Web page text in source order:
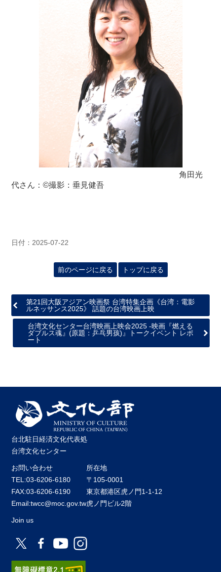
角田光
代さん：©撮影：垂見健吾
日付：2025-07-22
前のページに戻る トップに戻る
第21回大阪アジアン映画祭 台湾特集企画《台湾：電影
ルネッサンス2025》 話題の台湾映画上映
台湾文化センター台湾映画上映会2025 -映画『燃える
ダブルス魂』(原題：乒乓男孩)』トークイベント レポ
ート
台北駐日経済文化代表処
台湾文化センター
お問い合わせ
TEL:03-6206-6180
FAX:03-6206-6190
Email:twcc@moc.gov.tw
所在地
〒105-0001
東京都港区虎ノ門1-1-12
虎ノ門ビル2階
Join us